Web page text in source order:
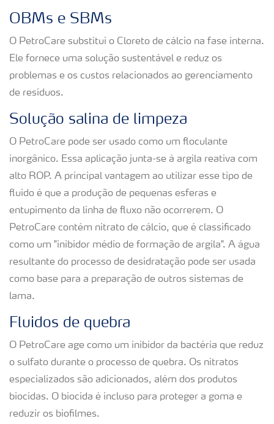
OBMs e SBMs
O PetroCare substitui o Cloreto de cálcio na fase interna.
Ele fornece uma solução sustentável e reduz os
problemas e os custos relacionados ao gerenciamento
de resíduos.
Solução salina de limpeza
O PetroCare pode ser usado como um floculante
inorgânico. Essa aplicação junta-se à argila reativa com
alto ROP. A principal vantagem ao utilizar esse tipo de
fluido é que a produção de pequenas esferas e
entupimento da linha de fluxo não ocorrerem. O
PetroCare contém nitrato de cálcio, que é classificado
como um "inibidor médio de formação de argila". A água
resultante do processo de desidratação pode ser usada
como base para a preparação de outros sistemas de
lama.
Fluidos de quebra
O PetroCare age como um inibidor da bactéria que reduz
o sulfato durante o processo de quebra. Os nitratos
especializados são adicionados, além dos produtos
biocidas. O biocida é incluso para proteger a goma e
reduzir os biofilmes.